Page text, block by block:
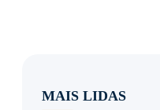
MAIS LIDAS